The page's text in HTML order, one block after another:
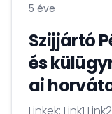
5 éve
Szijjártó
és
ai